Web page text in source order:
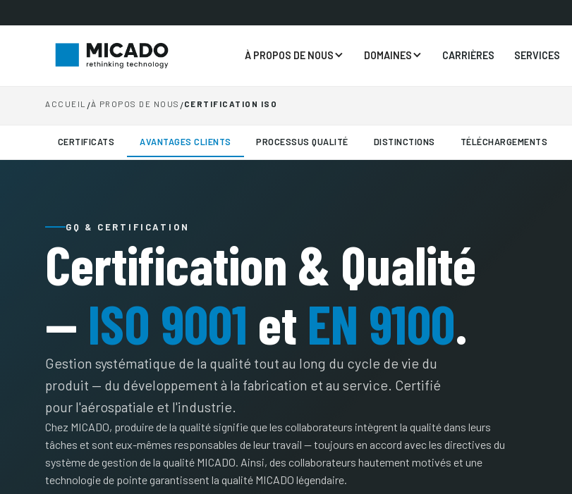
À PROPOS DE NOUS DOMAINES CARRIÈRES SERVICES
ACCUEIL /À PROPOS DE NOUS /CERTIFICATION ISO
CERTIFICATS AVANTAGES CLIENTS PROCESSUS QUALITÉ DISTINCTIONS TÉLÉCHARGEMENTS
GQ & CERTIFICATION
Certification & Qualité
— ISO 9001 et EN 9100.
Gestion systématique de la qualité tout au long du cycle de vie du
produit — du développement à la fabrication et au service. Certifié
pour l'aérospatiale et l'industrie.
Chez MICADO, produire de la qualité signifie que les collaborateurs intègrent la qualité dans leurs
tâches et sont eux-mêmes responsables de leur travail — toujours en accord avec les directives du
système de gestion de la qualité MICADO. Ainsi, des collaborateurs hautement motivés et une
technologie de pointe garantissent la qualité MICADO légendaire.